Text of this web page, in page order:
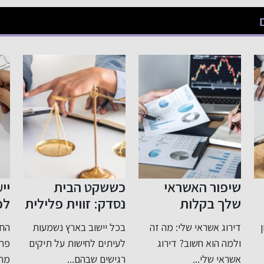
זה
כששקט הבית
נסדק: זווית פלילית
רגישה ומדויקת
לעבירות בתוך
המשפחה
בכל יישוב בארץ נשמעות
לעיתים לחישות על תיקים
רגישים שבהם...
ייעוץ לפני פרישה
לפנסיה: תכנון חכם
לעתיד בטוח
החשיבות של ייעוץ לפני
פרישה לפנסיה כאשר
מתקרבים לגיל פרישה,